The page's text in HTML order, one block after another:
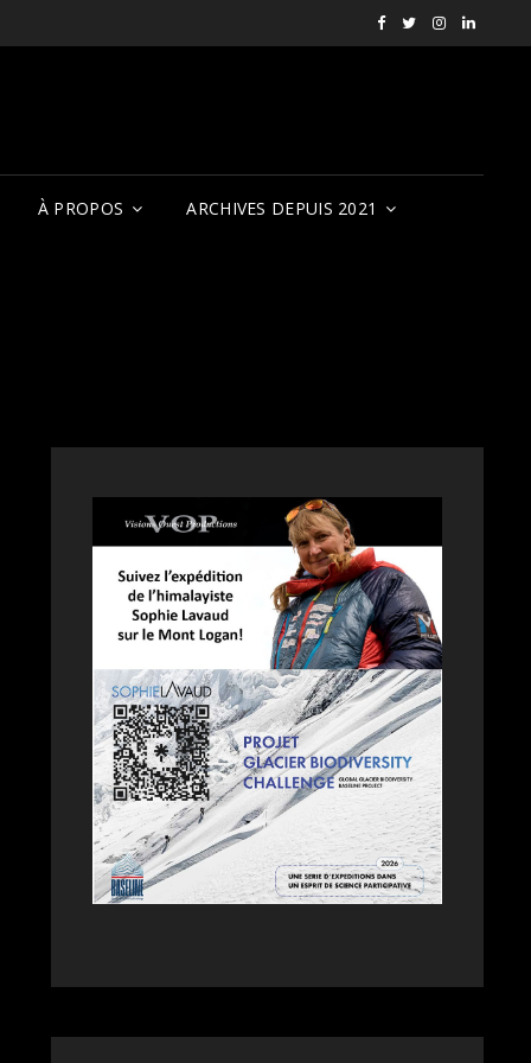
Facebook
X Instagram
VOP
À PROPOS ARCHIVES DEPUIS 2021